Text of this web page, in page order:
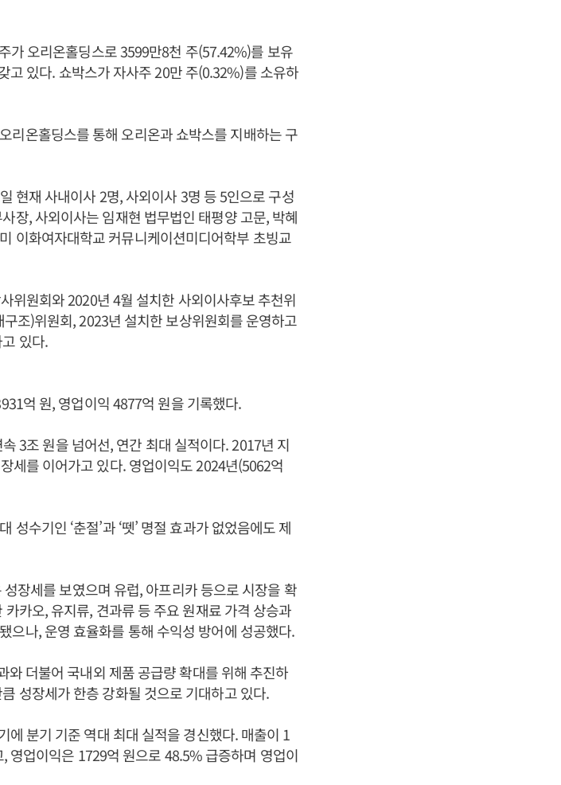
가 오리온홀딩스로 3599만8천 주(57.42%)를 보유
고 있다. 쇼박스가 자사주 20만 주(0.32%)를 소유하
리온홀딩스를 통해 오리온과 쇼박스를 지배하는 구
현재 사내이사 2명, 사외이사 3명 등 5인으로 구성
장, 사외이사는 임재현 법무법인 태평양 고문, 박혜
이화여자대학교 커뮤니케이션미디어학부 초빙교
위원회와 2020년 4월 설치한 사외이사후보 추천위
조)위원회, 2023년 설치한 보상위원회를 운영하고
있다.
억 원, 영업이익 4877억 원을 기록했다.
3조 원을 넘어선, 연간 최대 실적이다. 2017년 지
세를 이어가고 있다. 영업이익도 2024년(5062억
수기인 ‘춘절’과 ‘뗏’ 명절 효과가 없었음에도 제
장세를 보였으며 유럽, 아프리카 등으로 시장을 확
카오, 유지류, 견과류 등 주요 원재료 가격 상승과
으나, 운영 효율화를 통해 수익성 방어에 성공했다.
더불어 국내외 제품 공급량 확대를 위해 추진하
성장세가 한층 강화될 것으로 기대하고 있다.
분기 기준 역대 최대 실적을 경신했다. 매출이 1
영업이익은 1729억 원으로 48.5% 급증하며 영업이